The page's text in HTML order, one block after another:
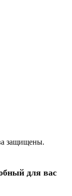
защищены.
для вас